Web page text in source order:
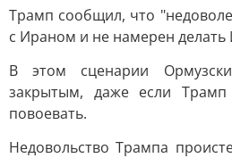
Трамп сообщил, что
с Ираном и не намерен делать
В этом сценарии
закрытым, даже если
повоевать.
Недовольство Трампа